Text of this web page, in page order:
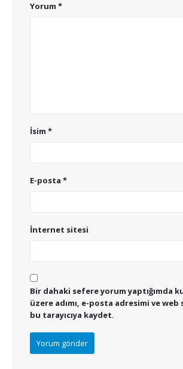
Yorum *
İsim *
E-posta *
İnternet sitesi
Bir dahaki sefere yorum yaptığımda
üzere adımı, e-posta adresimi ve
bu tarayıcıya kaydet.